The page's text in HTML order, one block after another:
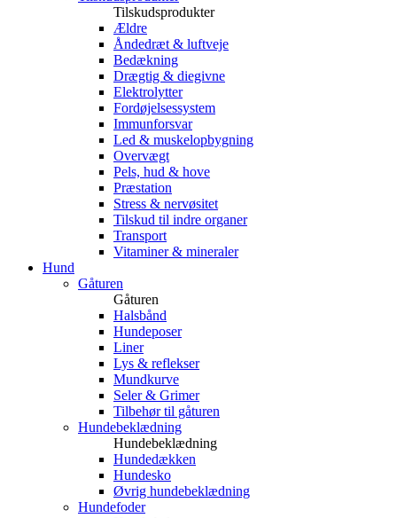
Tilskudsprodukter
Ældre
Åndedræt & luftveje
Bedækning
Drægtig & diegivne
Elektrolytter
Fordøjelsessystem
Immunforsvar
Led & muskelopbygning
Overvægt
Pels, hud & hove
Præstation
Stress & nervøsitet
Tilskud til indre organer
Transport
Vitaminer & mineraler
Hund
Gåturen
Gåturen
Halsbånd
Hundeposer
Liner
Lys & reflekser
Mundkurve
Seler & Grimer
Tilbehør til gåturen
Hundebeklædning
Hundebeklædning
Hundedækken
Hundesko
Øvrig hundebeklædning
Hundefoder